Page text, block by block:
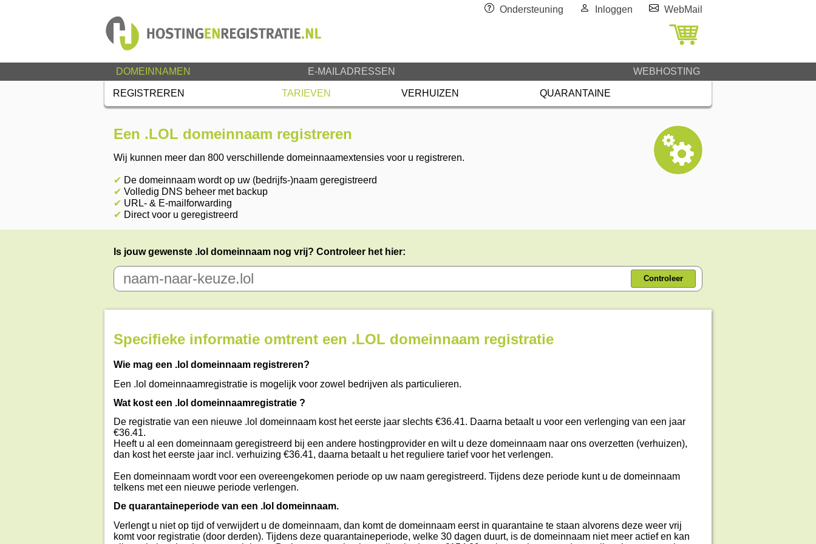
Ondersteuning Inloggen WebMail
DOMEINNAMEN E-MAILADRESSEN WEBHOSTING
REGISTREREN TARIEVEN VERHUIZEN QUARANTAINE
Een .LOL domeinnaam registreren
Wij kunnen meer dan 800 verschillende domeinnaamextensies voor u registreren.
✔ De domeinnaam wordt op uw (bedrijfs-)naam geregistreerd
✔ Volledig DNS beheer met backup
✔ URL- & E-mailforwarding
✔ Direct voor u geregistreerd
Is jouw gewenste .lol domeinnaam nog vrij? Controleer het hier:
Controleer
Specifieke informatie omtrent een .LOL domeinnaam registratie
Wie mag een .lol domeinnaam registreren?
Een .lol domeinnaamregistratie is mogelijk voor zowel bedrijven als particulieren.
Wat kost een .lol domeinnaamregistratie ?
De registratie van een nieuwe .lol domeinnaam kost het eerste jaar slechts €36.41. Daarna betaalt u voor een verlenging van een jaar
€36.41.
Heeft u al een domeinnaam geregistreerd bij een andere hostingprovider en wilt u deze domeinnaam naar ons overzetten (verhuizen),
dan kost het eerste jaar incl. verhuizing €36.41, daarna betaalt u het reguliere tarief voor het verlengen.
Een domeinnaam wordt voor een overeengekomen periode op uw naam geregistreerd. Tijdens deze periode kunt u de domeinnaam
telkens met een nieuwe periode verlengen.
De quarantaineperiode van een .lol domeinnaam.
Verlengt u niet op tijd of verwijdert u de domeinnaam, dan komt de domeinnaam eerst in quarantaine te staan alvorens deze weer vrij
komt voor registratie (door derden). Tijdens deze quarantaineperiode, welke 30 dagen duurt, is de domeinnaam niet meer actief en kan